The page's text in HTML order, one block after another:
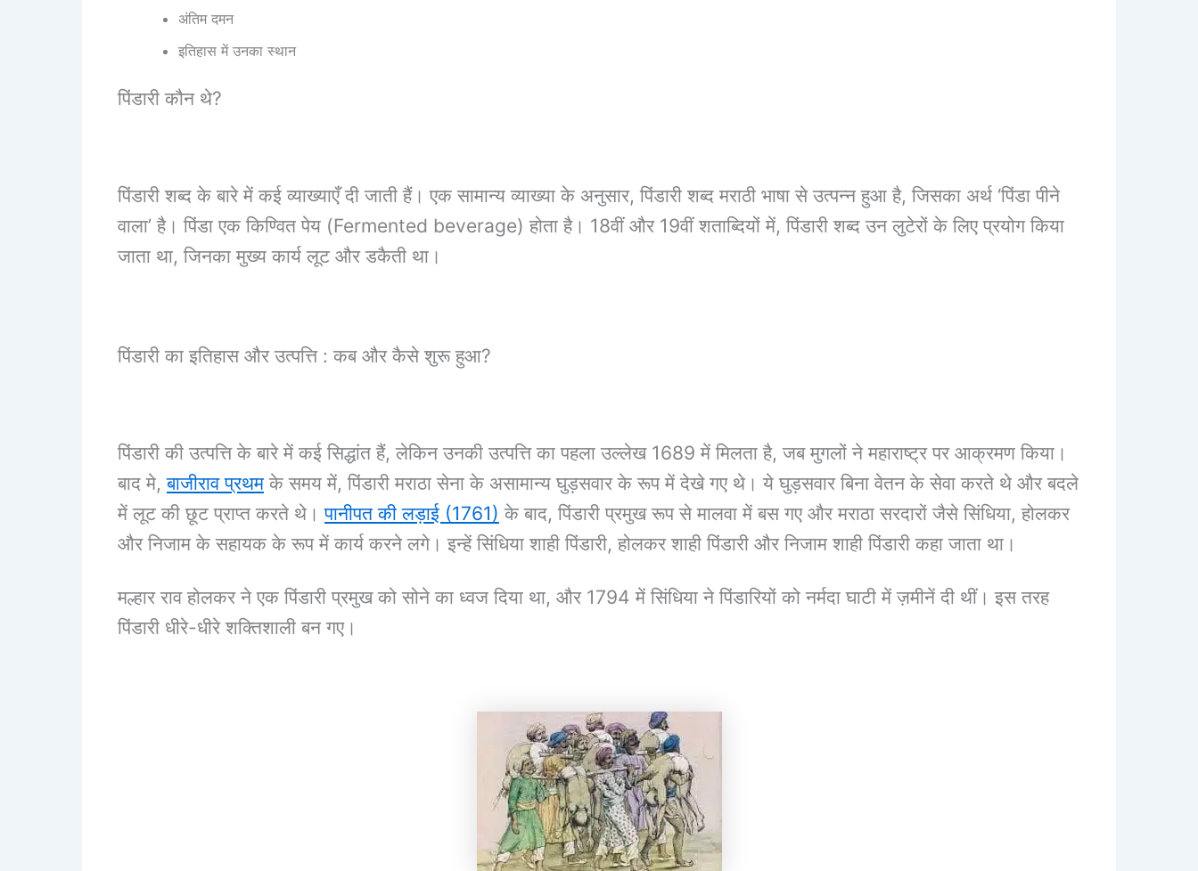
अंतिम दमन
इतिहास में उनका स्थान
पिंडारी कौन थे?
पिंडारी शब्द के बारे में कई व्याख्याएँ दी जाती हैं। एक सामान्य व्याख्या के अनुसार, पिंडारी शब्द मराठी भाषा से उत्पन्न हुआ है, जिसका अर्थ ‘पिंडा पीने
वाला’ है। पिंडा एक किण्वित पेय (Fermented beverage) होता है। 18वीं और 19वीं शताब्दियों में, पिंडारी शब्द उन लुटेरों के लिए प्रयोग किया
जाता था, जिनका मुख्य कार्य लूट और डकैती था।
पिंडारी का इतिहासऔर उत्पत्ति : कब और कैसे शुरू हुआ?
पिंडारी की उत्पत्ति के बारे में कई सिद्धांत हैं, लेकिन उनकी उत्पत्ति का पहला उल्लेख 1689 में मिलता है, जब मुगलों ने महाराष्ट्र पर आक्रमण किया।
बाद मे,बाजीराव प्रथम के समय में, पिंडारी मराठा सेना के असामान्य घुड़सवार के रूप में देखे गए थे। ये घुड़सवार बिना वेतन के सेवा करते थे और बदले
में लूट की छूट प्राप्त करते थे।पानीपत की लड़ाई (1761) के बाद, पिंडारी प्रमुख रूप से मालवा में बस गए और मराठा सरदारों जैसे सिंधिया, होलकर
और निजाम के सहायक के रूप में कार्य करने लगे। इन्हें सिंधिया शाही पिंडारी, होलकर शाही पिंडारी और निजाम शाही पिंडारी कहा जाता था।
मल्हार राव होलकर ने एक पिंडारी प्रमुख को सोने का ध्वज दिया था, और 1794 में सिंधिया ने पिंडारियों को नर्मदा घाटी में ज़मीनें दी थीं। इस तरह
पिंडारी धीरे-धीरे शक्तिशाली बन गए।